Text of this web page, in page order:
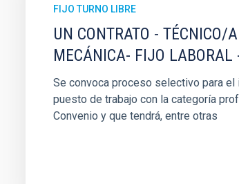
FIJO TURNO LIBRE
UN CONTRATO - TÉCNICO/
MECÁNICA- FIJO
Se convoca proceso selectivo para
puesto de trabajo con la categoría
Convenio y que tendrá, entre otras